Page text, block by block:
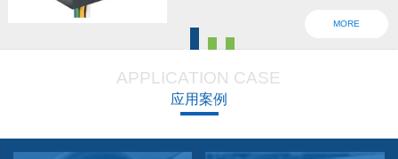
设回位弹簧，防震动防撞击功能强大，防尘防
QP-3HB标准相同。本产品在游船、铲运车的遥
控手柄、卡车离合器和换挡等方面要求较高的领
MORE
APPLICATION CASE
应用案例